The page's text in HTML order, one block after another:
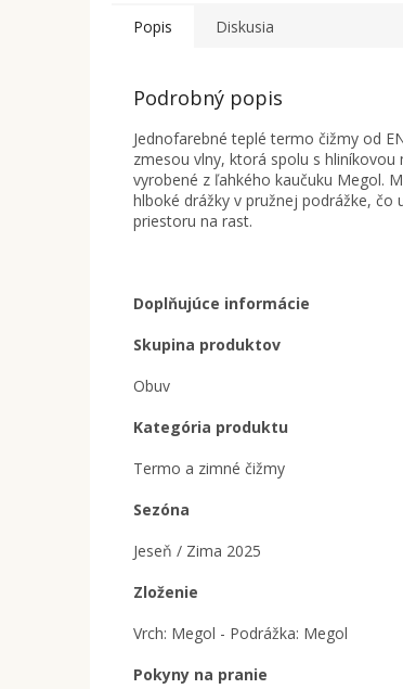
Popis Diskusia
Podrobný popis
Jednofarebné teplé termo čižmy od
zmesou vlny, ktorá spolu s
vyrobené z ľahkého kaučuku Megol.
hlboké drážky v pružnej podrážke, čo
priestoru na rast.
Doplňujúce informácie
Skupina produktov
Obuv
Kategória produktu
Termo a zimné čižmy
Sezóna
Jeseň / Zima 2025
Zloženie
Vrch: Megol - Podrážka: Megol
Pokyny na pranie